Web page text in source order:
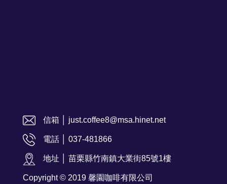
信箱 │ just.coffee8@msa.hinet.net
電話 │ 037-481866
地址 │ 苗栗縣竹南鎮大業街85號1樓
Copyright © 2019 馨園咖啡有限公司